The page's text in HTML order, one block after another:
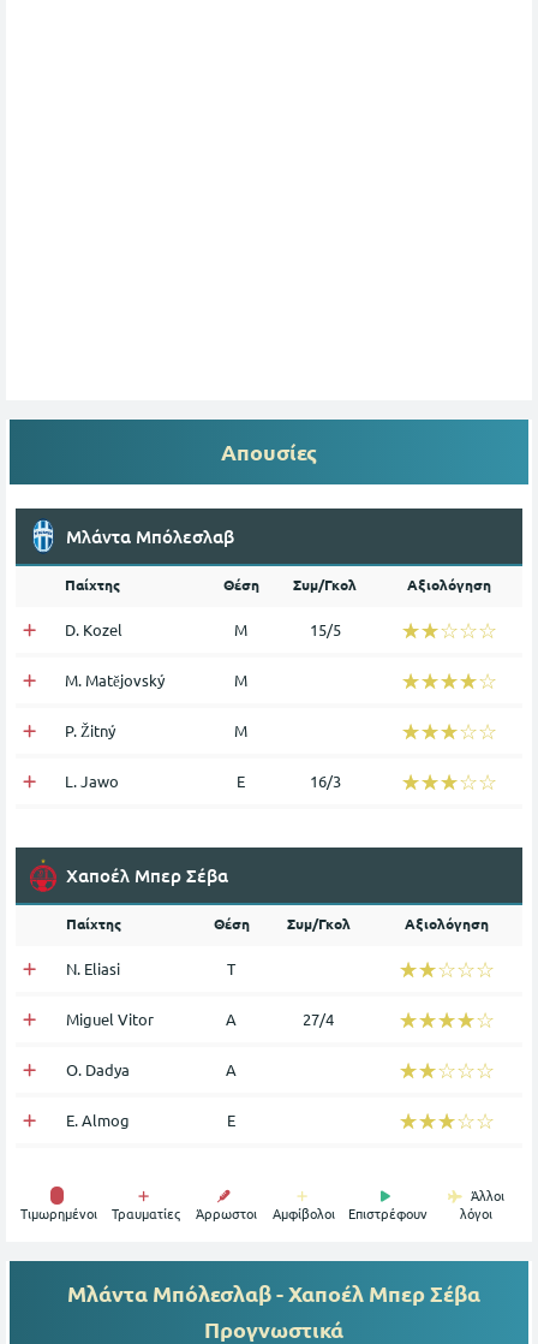
Απουσίες
Μλάντα Μπόλεσλαβ
Παίχτης Θέση Συμ/Γκολ Αξιολόγηση
D. Kozel Μ 15/5 ☆☆☆☆☆
★★★★★
M. Matějovský Μ ☆☆☆☆☆
★★★★★
P. Žitný Μ ☆☆☆☆☆
★★★★★
L. Jawo Ε 16/3 ☆☆☆☆☆
★★★★★
Χαποέλ Μπερ Σέβα
Παίχτης Θέση Συμ/Γκολ Αξιολόγηση
N. Eliasi Τ ☆☆☆☆☆
★★★★★
Miguel Vitor Α 27/4 ☆☆☆☆☆
★★★★★
O. Dadya Α ☆☆☆☆☆
★★★★★
E. Almog Ε ☆☆☆☆☆
★★★★★
Tιμωρημένοι Τραυματίες Άρρωστοι Αμφίβολοι Επιστρέφουν
Άλλοι
λόγοι
Μλάντα Μπόλεσλαβ - Χαποέλ Μπερ Σέβα
Προγνωστικά